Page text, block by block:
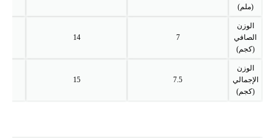
(ملم)
الوزن
الصافي
(كجم)
الوزن
الإجمالي
(كجم)